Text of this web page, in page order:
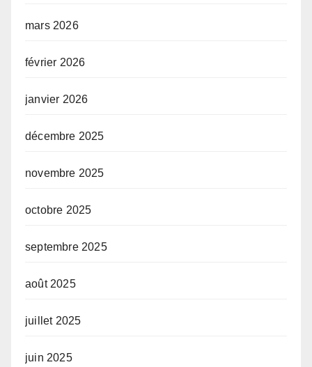
mars 2026
février 2026
janvier 2026
décembre 2025
novembre 2025
octobre 2025
septembre 2025
août 2025
juillet 2025
juin 2025